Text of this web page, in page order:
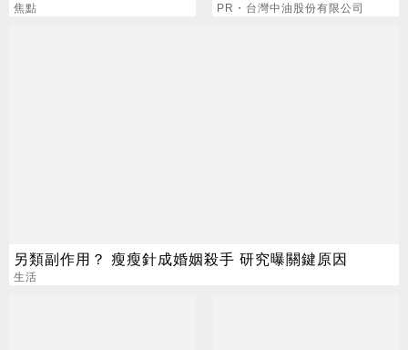
項值得的投資
焦點
選擇
PR・台灣中油股份有限公司
另類副作用？ 瘦瘦針成婚姻殺手 研究曝關鍵原因
生活